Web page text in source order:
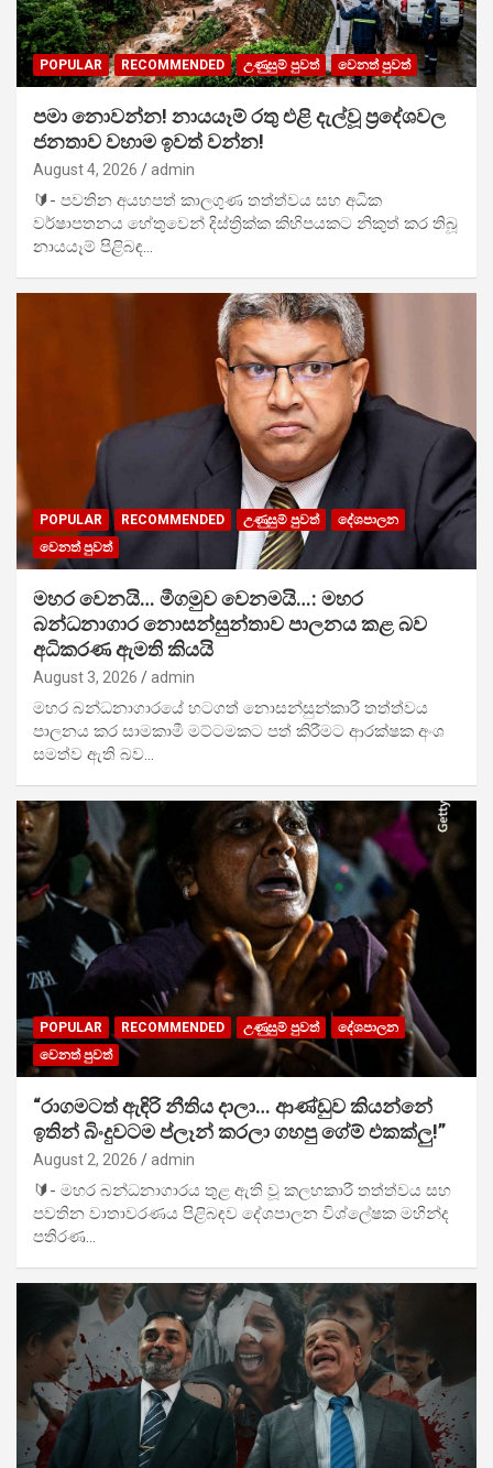
POPULAR RECOMMENDED උණුසුම් පුවත් වෙනත් පුවත්
පමා නොවන්න! නායයෑම් රතු එළි දැල්වූ ප්‍රදේශවල
ජනතාව වහාම ඉවත් වන්න!
August 4, 2026 admin
🔰- පවතින අයහපත් කාලගුණ තත්ත්වය සහ අධික
වර්ෂාපතනය හේතුවෙන් දිස්ත්‍රික්ක කිහිපයකට නිකුත් කර තිබූ
නායයෑම් පිළිබඳ…
POPULAR RECOMMENDED උණුසුම් පුවත්
දේශපාලන
වෙනත් පුවත්
මහර වෙනයි… මීගමුව වෙනමයි…: මහර
බන්ධනාගාර නොසන්සුන්තාව පාලනය කළ බව
අධිකරණ ඇමති කියයි
August 3, 2026 admin
මහර බන්ධනාගාරයේ හටගත් නොසන්සුන්කාරී තත්ත්වය
පාලනය කර සාමකාමී මට්ටමකට පත් කිරීමට ආරක්ෂක අංශ
සමත්ව ඇති බව…
POPULAR RECOMMENDED උණුසුම් පුවත්
දේශපාලන
වෙනත් පුවත්
“රාගමටත් ඇඳිරි නීතිය දාලා… ආණ්ඩුව කියන්නේ
ඉතින් බිංදුවටම ප්ලෑන් කරලා ගහපු ගේම් එකක්ලු!”
August 2, 2026 admin
🔰- මහර බන්ධනාගාරය තුළ ඇති වූ කලහකාරී තත්ත්වය සහ
පවතින වාතාවරණය පිළිබඳව දේශපාලන විශ්ලේෂක මහින්ද
පතිරණ…